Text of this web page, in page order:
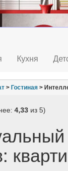
Кухня
> Гостиная >
4,33 из 5)